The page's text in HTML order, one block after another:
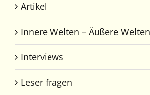
Artikel
Innere Welten – Äußere Welten
Interviews
Leser fragen